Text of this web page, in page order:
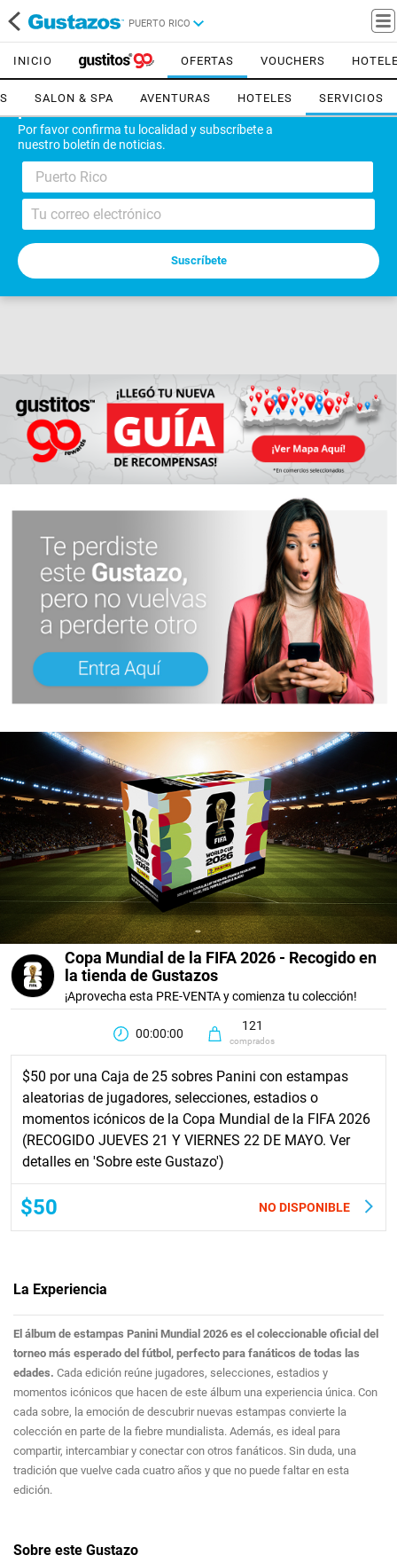
PUERTO RICO
Por favor confirma tu localidad y subscríbete a
nuestro boletín de noticias.
Puerto Rico
INICIO OFERTAS VOUCHERS
SALON & SPA AVENTURAS HOTELES SERVICIOS
Copa Mundial de la FIFA 2026 - Recogido en
la tienda de Gustazos
¡Aprovecha esta PRE-VENTA y comienza tu colección!
00:00:00
121
comprados
$50 por una Caja de 25 sobres Panini con estampas
aleatorias de jugadores, selecciones, estadios o
momentos icónicos de la Copa Mundial de la FIFA 2026
(RECOGIDO JUEVES 21 Y VIERNES 22 DE MAYO. Ver
detalles en 'Sobre este Gustazo')
$50 NO DISPONIBLE
La Experiencia
El álbum de estampas Panini Mundial 2026 es el coleccionable oficial del
torneo más esperado del fútbol, perfecto para fanáticos de todas las
edades. Cada edición reúne jugadores, selecciones, estadios y
momentos icónicos que hacen de este álbum una experiencia única. Con
cada sobre, la emoción de descubrir nuevas estampas convierte la
colección en parte de la fiebre mundialista. Además, es ideal para
compartir, intercambiar y conectar con otros fanáticos. Sin duda, una
tradición que vuelve cada cuatro años y que no puede faltar en esta
edición.
Sobre este Gustazo